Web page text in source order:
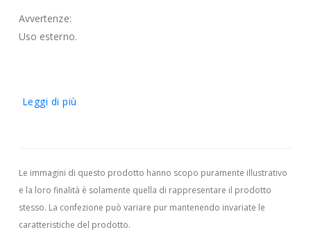
Avvertenze:
Uso esterno.
Leggi di più
Le immagini di questo prodotto hanno scopo puramente illustrativo
e la loro finalità è solamente quella di rappresentare il prodotto
stesso. La confezione può variare pur mantenendo invariate le
caratteristiche del prodotto.